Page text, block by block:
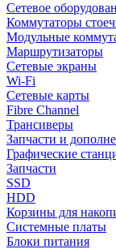
Сетевое
Коммутаторы
Модульные
Маршрутизаторы
Сетевые экраны
Wi-Fi
Сетевые карты
Fibre Channel
Трансиверы
Запчасти и
Графические
Запчасти
SSD
HDD
Корзины для
Системные платы
Блоки питания